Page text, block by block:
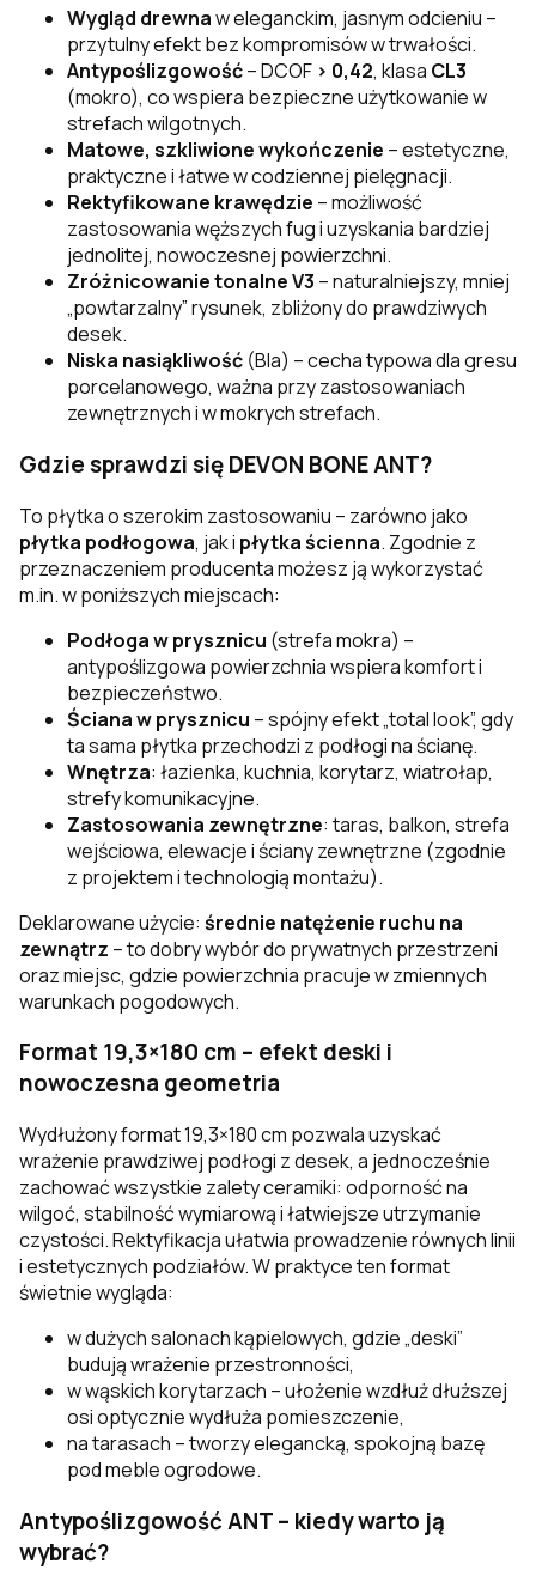
Wygląd drewnaw eleganckim, jasnym odcieniu –
przytulny efekt bez kompromisów w trwałości.
Antypoślizgowość– DCOF > 0,42, klasa CL3
(mokro), co wspiera bezpieczne użytkowanie w
strefach wilgotnych.
Matowe, szkliwione wykończenie – estetyczne,
praktyczne i łatwe w codziennej pielęgnacji.
Rektyfikowane krawędzie – możliwość
zastosowania węższych fug i uzyskania bardziej
jednolitej, nowoczesnej powierzchni.
Zróżnicowanie tonalne V3 – naturalniejszy, mniej
„powtarzalny” rysunek, zbliżony do prawdziwych
desek.
Niska nasiąkliwość (BIa) – cecha typowa dla gresu
porcelanowego, ważna przy zastosowaniach
zewnętrznych i w mokrych strefach.
Gdzie sprawdzi się DEVON BONE ANT?
To płytka o szerokim zastosowaniu – zarówno jako
płytka podłogowa, jak i płytka ścienna. Zgodnie z
przeznaczeniem producenta możesz ją wykorzystać
m.in. w poniższych miejscach:
Podłoga w prysznicu (strefa mokra) –
antypoślizgowa powierzchnia wspiera komfort i
bezpieczeństwo.
Ściana w prysznicu – spójny efekt „total look”, gdy
ta sama płytka przechodzi z podłogi na ścianę.
Wnętrza: łazienka, kuchnia, korytarz, wiatrołap,
strefy komunikacyjne.
Zastosowania zewnętrzne: taras, balkon, strefa
wejściowa, elewacje i ściany zewnętrzne (zgodnie
z projektem i technologią montażu).
Deklarowane użycie: średnie natężenie ruchu na
zewnątrz – to dobry wybór do prywatnych przestrzeni
oraz miejsc, gdzie powierzchnia pracuje w zmiennych
warunkach pogodowych.
Format 19,3×180 cm – efekt deski i
nowoczesna geometria
Wydłużony format 19,3×180 cm pozwala uzyskać
wrażenie prawdziwej podłogi z desek, a jednocześnie
zachować wszystkie zalety ceramiki: odporność na
wilgoć, stabilność wymiarową i łatwiejsze utrzymanie
czystości. Rektyfikacja ułatwia prowadzenie równych linii
i estetycznych podziałów. W praktyce ten format
świetnie wygląda:
w dużych salonach kąpielowych, gdzie „deski”
budują wrażenie przestronności,
w wąskich korytarzach – ułożenie wzdłuż dłuższej
osi optycznie wydłuża pomieszczenie,
na tarasach – tworzy elegancką, spokojną bazę
pod meble ogrodowe.
Antypoślizgowość ANT – kiedy warto ją
wybrać?